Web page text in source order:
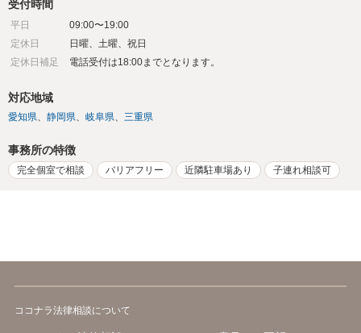
受付時間
平日
09:00〜19:00
定休日
日曜、土曜、祝日
定休日補足
電話受付は18:00までとなります。
対応地域
愛知県 静岡県 岐阜県 三重県
事務所の特徴
完全個室で相談 バリアフリー 近隣駐車場あり 子連れ相談可
ココナラ法律相談について